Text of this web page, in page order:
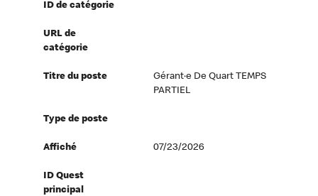
ID de catégorie
URL de
catégorie
Titre du poste
Gérant·e De Quart TEMPS
PARTIEL
Type de poste
Affiché 07/23/2026
ID Quest
principal